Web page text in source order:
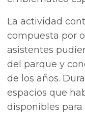
La actividad
compuesta por
asistentes
del parque y
de los años.
espacios que
disponibles